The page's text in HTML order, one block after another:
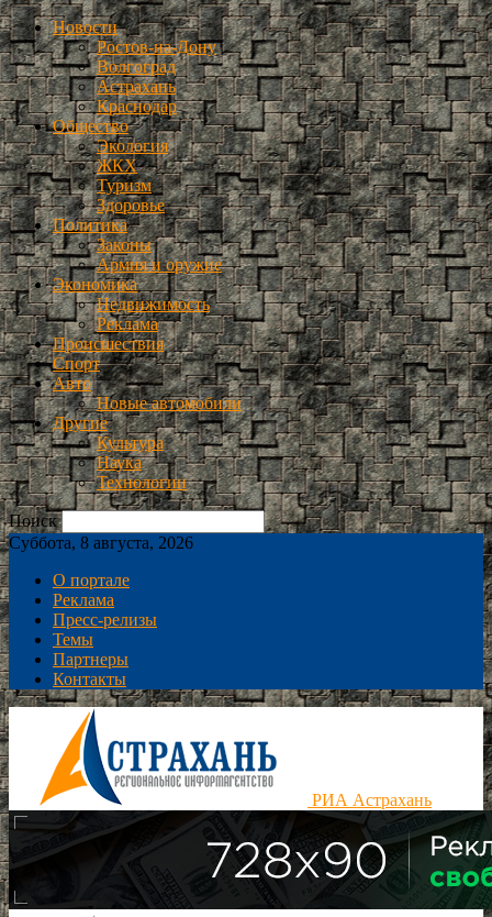
Новости
Ростов-на-Дону
Волгоград
Астрахань
Краснодар
Общество
Экология
ЖКХ
Туризм
Здоровье
Политика
Законы
Армия и оружие
Экономика
Недвижимость
Реклама
Происшествия
Спорт
Авто
Новые автомобили
Другие
Культура
Наука
Технологии
Поиск
Суббота, 8 августа, 2026
О портале
Реклама
Пресс-релизы
Темы
Партнеры
Контакты
РИА Астрахань